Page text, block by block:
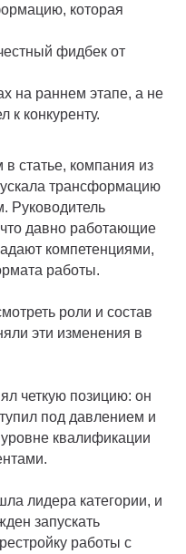
которая
фидбек от
на раннем этапе, а не
к конкуренту.
статье, компания из
трансформацию
Руководитель
давно работающие
компетенциями,
работы.
роли и состав
эти изменения в
четкую позицию: он
под давлением и
квалификации
лидера категории, и
запускать
работы с